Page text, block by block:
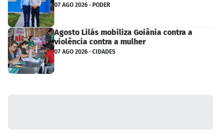
07 AGO 2026 · PODER
Agosto Lilás mobiliza Goiânia contra a
violência contra a mulher
07 AGO 2026 · CIDADES